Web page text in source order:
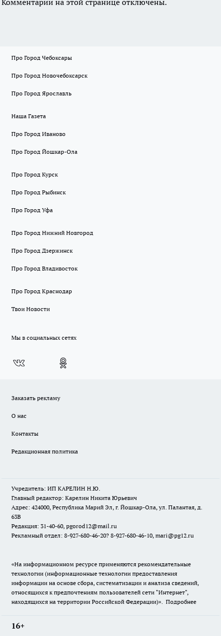
Про Город Чебоксары
Про Город Новочебоксарск
Про Город Ярославль
Наша Газета
Про Город Иваново
Про Город Йошкар-Ола
Про Город Курск
Про Город Рыбинск
Про Город Уфа
Про Город Нижний Новгород
Про Город Дзержинск
Про Город Владивосток
Про Город Краснодар
Твои Новости
Мы в социальных сетях
Заказать рекламу
О нас
Контакты
Редакционная политика
Учредитель: ИП КАРЕЛИН Н.Ю.
Главный редактор: Карелин Никита Юрьевич
Адрес: 424000, Республика Марий Эл, г. Йошкар-Ола, ул. Палантая, д.
63В
Редакция: 31-40-60, pgorod12@mail.ru
Рекламный отдел: 8-927-680-46-20? 8-927-680-46-10, mari@pg12.ru
«На информационном ресурсе применяются рекомендательные
технологии (информационные технологии предоставления
информации на основе сбора, систематизации и анализа сведений,
относящихся к предпочтениям пользователей сети "Интернет",
находящихся на территории Российской Федерации)». Подробнее
16+